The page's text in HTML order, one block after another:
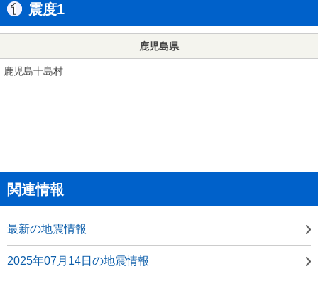
震度1
鹿児島県
鹿児島十島村
関連情報
最新の地震情報
2025年07月14日の地震情報